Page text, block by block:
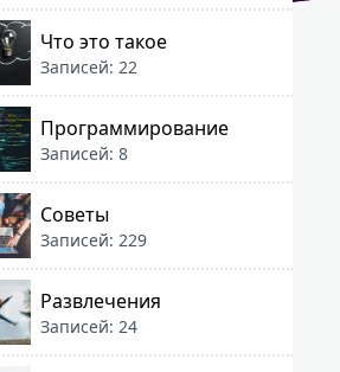
Что это такое
Записей: 22
Программирование
Записей: 8
Советы
Записей: 229
Развлечения
Записей: 24